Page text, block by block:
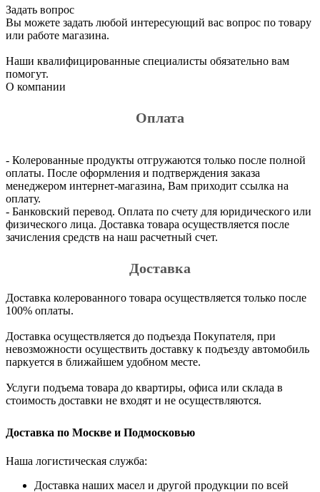
Задать вопрос
Вы можете задать любой интересующий вас вопрос по товару
или работе магазина.
Наши квалифицированные специалисты обязательно вам
помогут.
О компании
Оплата
- Колерованные продукты отгружаются только после полной
оплаты. После оформления и подтверждения заказа
менеджером интернет-магазина, Вам приходит ссылка на
оплату.
- Банковский перевод. Оплата по счету для юридического или
физического лица. Доставка товара осуществляется после
зачисления средств на наш расчетный счет.
Доставка
Доставка колерованного товара осуществляется только после
100% оплаты.
Доставка осуществляется до подъезда Покупателя, при
невозможности осуществить доставку к подъезду автомобиль
паркуется в ближайшем удобном месте.
Услуги подъема товара до квартиры, офиса или склада в
стоимость доставки не входят и не осуществляются.
Доставка по Москве и Подмосковью
Наша логистическая служба:
Доставка наших масел и другой продукции по всей